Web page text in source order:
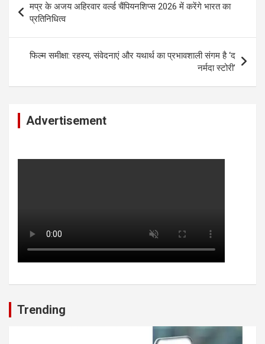
navigation
मप्र के अजय अहिरवार वर्ल्ड चैंपियनशिप्स 2026 में करेंगे भारत का
प्रतिनिधित्व
फिल्म समीक्षा: रहस्य, संवेदनाएं और यथार्थ का प्रभावशाली संगम है ‘द
नर्मदा स्टोरी’
Advertisement
Trending